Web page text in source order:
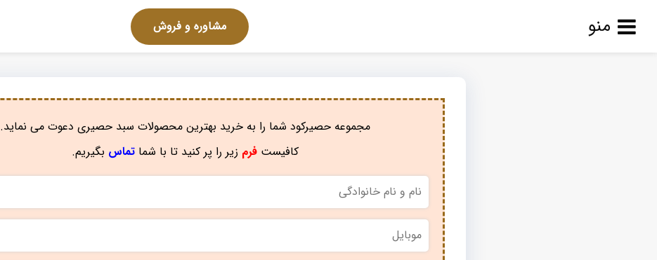
منو مشاوره و فروش
مجموعه حصیرکود شما را به خرید بهترین محصولات سبد حصیری دعوت می نماید.
کافیستفرم زیر را پر کنید تا با شماتماس بگیریم.
و
نام
خانوادگی
موبایل